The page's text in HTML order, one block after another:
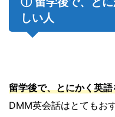
しい人
留学後で、とにかく英
DMM英会話はとてもお